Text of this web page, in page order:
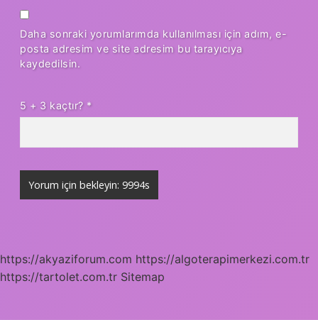
Daha sonraki yorumlarımda kullanılması için adım, e-
posta adresim ve site adresim bu tarayıcıya
kaydedilsin.
5 + 3 kaçtır? *
https://akyaziforum.com https://algoterapimerkezi.com.tr
https://tartolet.com.tr Sitemap